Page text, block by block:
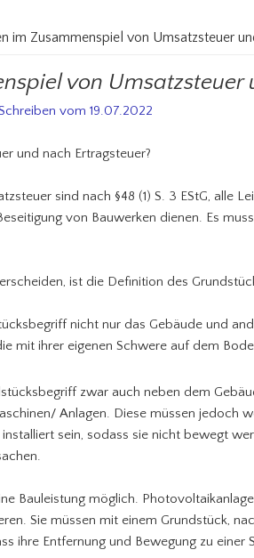
im Zusammenspiel von Umsatzsteuer
von Umsatzsteuer
vom 19.07.2022
und nach Ertragsteuer?
sind nach §48 (1) S. 3 EStG, alle
von Bauwerken dienen. Es
ist die Definition des
nicht nur das Gebäude und
mit ihrer eigenen Schwere auf dem
zwar auch neben dem
Anlagen. Diese müssen jedoch
sein, sodass sie nicht bewegt
Bauleistung möglich.
Sie müssen mit einem Grundstück,
ihre Entfernung und Bewegung zu einer